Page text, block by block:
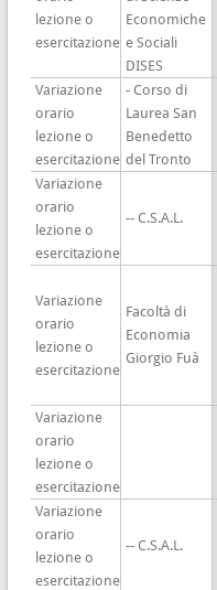
lezione o
esercitazione
Economiche
e Sociali
DISES
Variazione
orario
lezione o
esercitazione
- Corso di
Laurea San
Benedetto
del Tronto
Variazione
orario
lezione o
esercitazione
-- C.S.A.L.
Variazione
orario
lezione o
esercitazione
Facoltà di
Economia
Giorgio Fuà
Variazione
orario
lezione o
esercitazione
Variazione
orario
lezione o
esercitazione
-- C.S.A.L.